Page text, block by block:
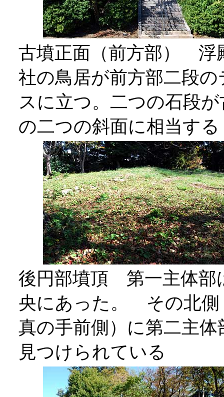
古墳正面（前方部） 浮
社の鳥居が前方部二段の
スに立つ。二つの石段が
の二つの斜面に相当する
後円部墳頂 第一主体部
央にあった。 その北側
真の手前側）に第二主体
見つけられている